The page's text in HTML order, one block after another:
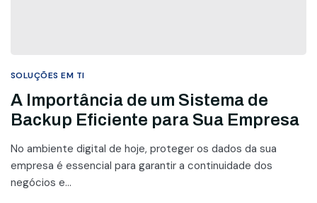
SOLUÇÕES EM TI
A Importância de um Sistema de
Backup Eficiente para Sua Empresa
No ambiente digital de hoje, proteger os dados da sua
empresa é essencial para garantir a continuidade dos
negócios e...